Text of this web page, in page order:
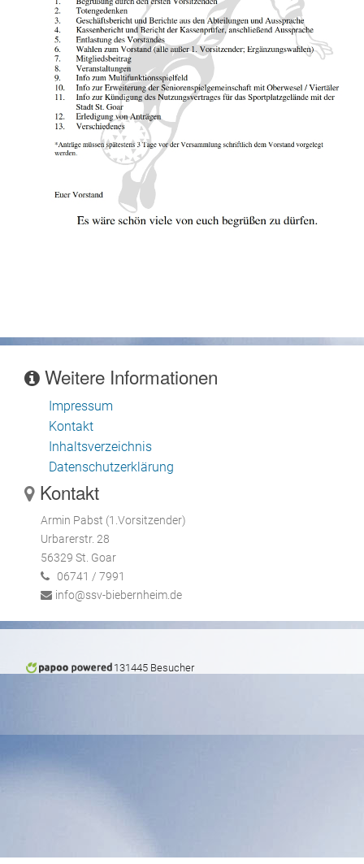
Weitere Informationen
Impressum
Kontakt
Inhaltsverzeichnis
Datenschutzerklärung
Kontakt
Armin Pabst (1.Vorsitzender)
Urbarerstr. 28
56329 St. Goar
06741 / 7991
info@ssv-biebernheim.de
131445 Besucher